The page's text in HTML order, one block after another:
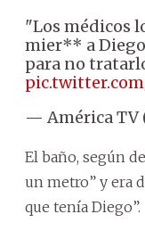
"Los médicos
mier** a
para no
— América TV
El baño, según
un metro” y era
que tenía Diego”.